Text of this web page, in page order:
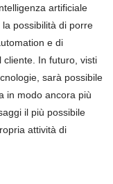
artificiale
possibilità di porre
e di
cliente. In futuro, visti
sarà possibile
in modo ancora più
il più possibile
attività di